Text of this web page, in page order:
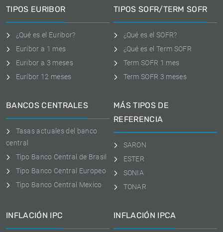
TIPOS EURIBOR
¿Qué es el Euribor?
Euribor a 1 mes
Euribor a 3 meses
Euríbor 12 meses
TIPOS SOFR/TERM SOFR
¿Qué es el SOFR?
¿Qué es el Term SOFR
Term SOFR 1 mes
Term SOFR 3 meses
BANCOS CENTRALES
Tasas actuales del banco
central
Tipo Banco Central de Brasil
Tipo Banco Central Europeo
Tipo Banco Central Mexico
MÁS TIPOS DE
REFERENCIA
SARON
ESTER
SONIA
TONAR
INFLACIÓN IPC INFLACIÓN IPCA